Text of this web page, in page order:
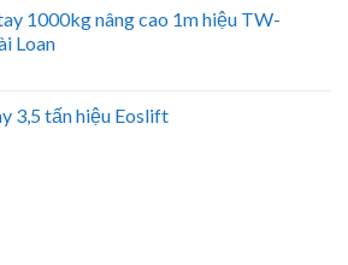
1000kg nâng cao 1m hiệu TW-
Loan
3,5 tấn hiệu Eoslift